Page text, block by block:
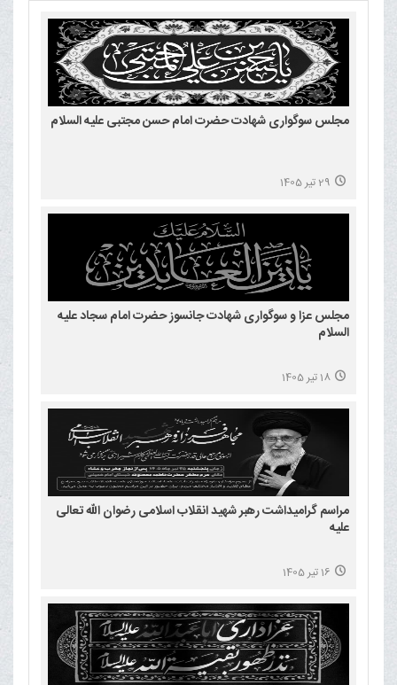
مجلس سوگواری شهادت حضرت امام حسن مجتبی علیه السلام
29 تیر 1405
مجلس عزا و سوگواری شهادت جانسوز حضرت امام سجاد علیه
السلام
18 تیر 1405
مراسم گرامیداشت رهبر شهید انقلاب اسلامی رضوان الله تعالی
علیه
16 تیر 1405